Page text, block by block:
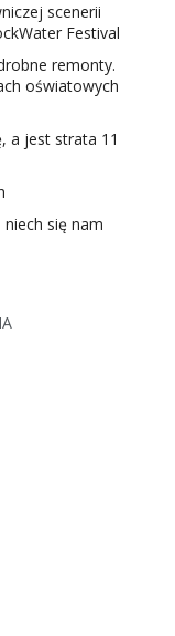
scenerii
Festival
remonty.
oświatowych
a jest strata 11
się nam